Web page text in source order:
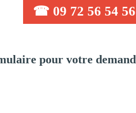
☎ 09 72 56 54 56
pour votre